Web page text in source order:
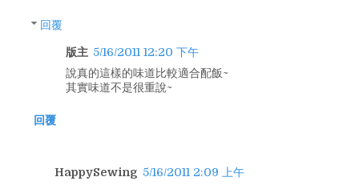
回覆
版主 5/16/2011 12:20 下午
說真的這樣的味道比較適合配飯~
其實味道不是很重說~
回覆
HappySewing 5/16/2011 2:09 上午